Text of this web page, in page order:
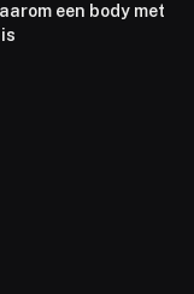
een body met